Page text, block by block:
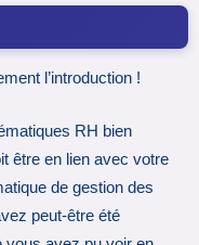
l’introduction !
RH bien
être en lien avec votre
de gestion des
peut-être été